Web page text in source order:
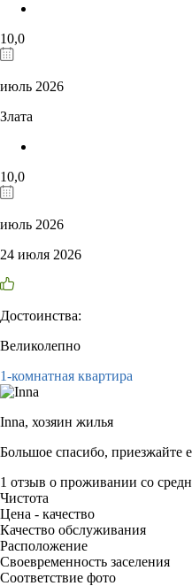
10,0
июль 2026
Злата
10,0
июль 2026
24 июля 2026
Достоинства:
Великолепно
1-комнатная квартира
Inna, хозяин жилья
Большое спасибо, приезжайте
1 отзыв о проживании со
Чистота
Цена - качество
Качество обслуживания
Расположение
Своевременность заселения
Соответствие фото